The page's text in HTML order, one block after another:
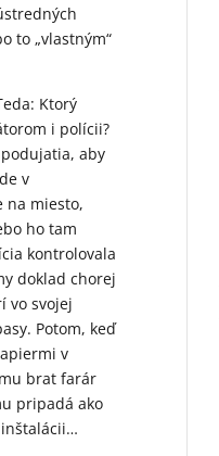
to „vlastným“
Ktorý
i polícii?
aby
v
na miesto,
ho tam
kontrolovala
doklad chorej
vo svojej
Potom, keď
v
brat farár
pripadá ako